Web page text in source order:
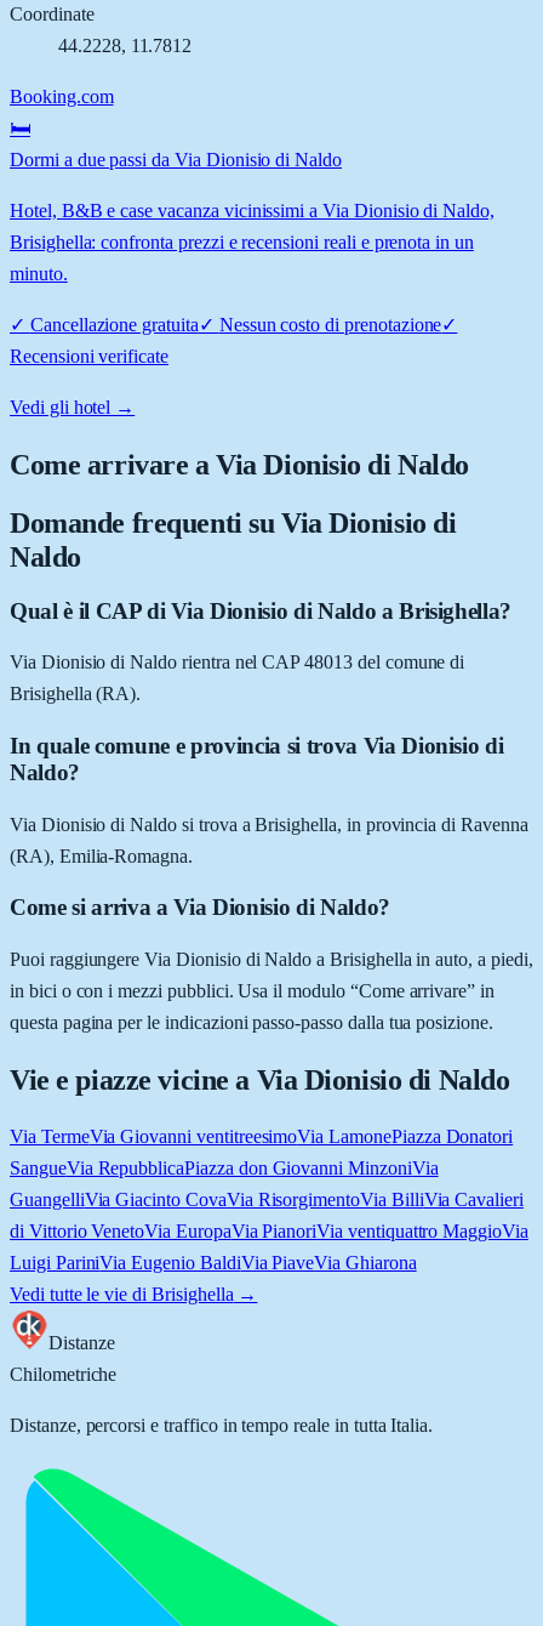
Coordinate
44.2228, 11.7812
Booking.com
🛏️
Dormi a due passi da Via Dionisio di Naldo
Hotel, B&B e case vacanza vicinissimi a Via Dionisio di Naldo,
Brisighella: confronta prezzi e recensioni reali e prenota in un
minuto.
✓ Cancellazione gratuita✓ Nessun costo di prenotazione✓
Recensioni verificate
Vedi gli hotel →
Come arrivare aVia Dionisio di Naldo
Domande frequenti su Via Dionisio di
Naldo
Qual è il CAP di Via Dionisio di Naldo a Brisighella?
Via Dionisio di Naldo rientra nel CAP 48013 del comune di
Brisighella (RA).
In quale comune e provincia si trova Via Dionisio di
Naldo?
Via Dionisio di Naldo si trova a Brisighella, in provincia di Ravenna
(RA), Emilia-Romagna.
Come si arriva a Via Dionisio di Naldo?
Puoi raggiungere Via Dionisio di Naldo a Brisighella in auto, a piedi,
in bici o con i mezzi pubblici. Usa il modulo “Come arrivare” in
questa pagina per le indicazioni passo-passo dalla tua posizione.
Vie e piazze vicine a Via Dionisio di Naldo
Via TermeVia Giovanni ventitreesimoVia LamonePiazza Donatori
SangueVia RepubblicaPiazza don Giovanni MinzoniVia
GuangelliVia Giacinto CovaVia RisorgimentoVia BilliVia Cavalieri
di Vittorio VenetoVia EuropaVia PianoriVia ventiquattro MaggioVia
Luigi PariniVia Eugenio BaldiVia PiaveVia Ghiarona
Vedi tutte le vie di Brisighella →
Distanze
Chilometriche
Distanze, percorsi e traffico in tempo reale in tutta Italia.